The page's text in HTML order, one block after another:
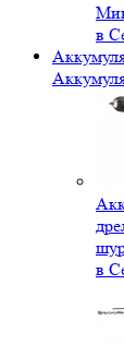
в
в